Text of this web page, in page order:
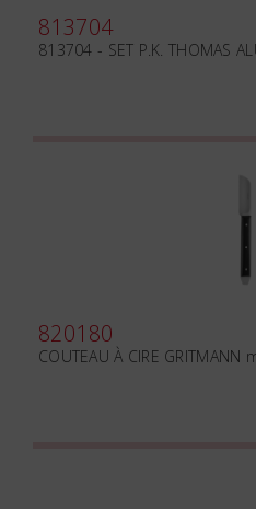
813704
813704 - SET P.K. THOMAS
820180
COUTEAU À CIRE GRITMANN